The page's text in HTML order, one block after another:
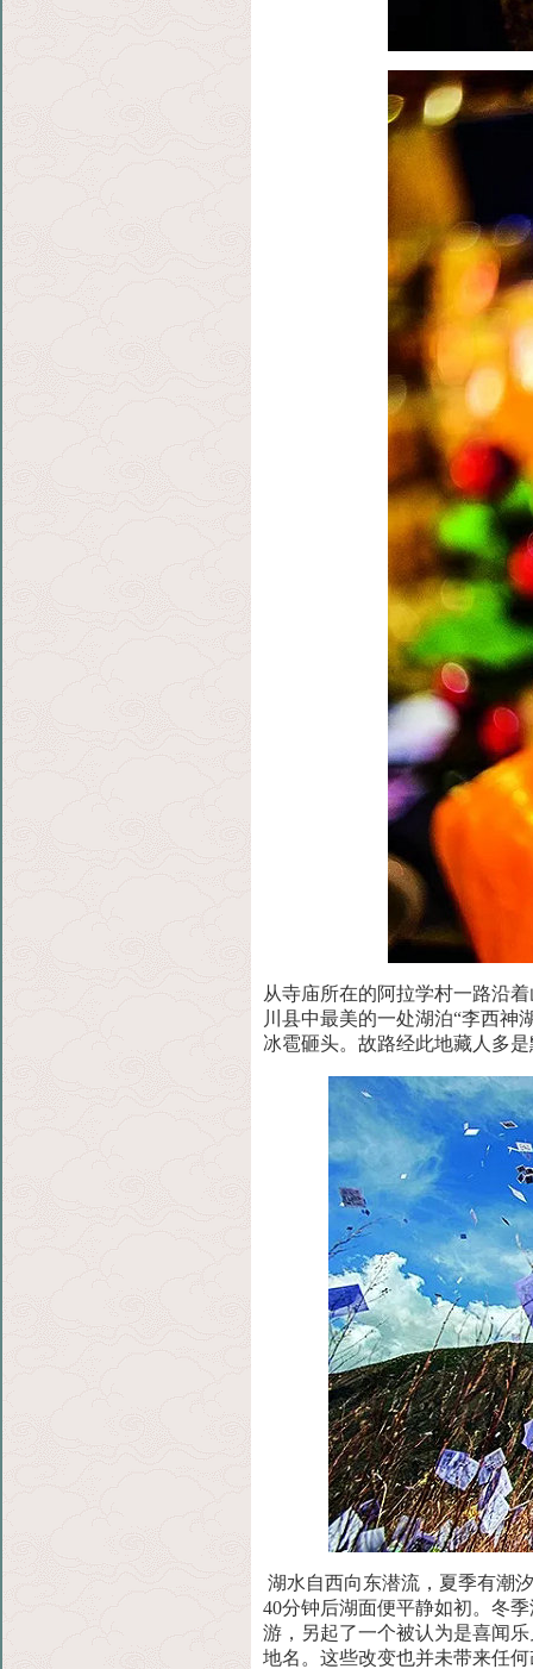
从寺庙所在的阿拉学村一路沿
川县中最美的一处湖泊“李西神
冰雹砸头。故路经此地藏人多是
湖水自西向东潜流，夏季有潮
40分钟后湖面便平静如初。冬
游，另起了一个被认为是喜闻
地名。这些改变也并未带来任